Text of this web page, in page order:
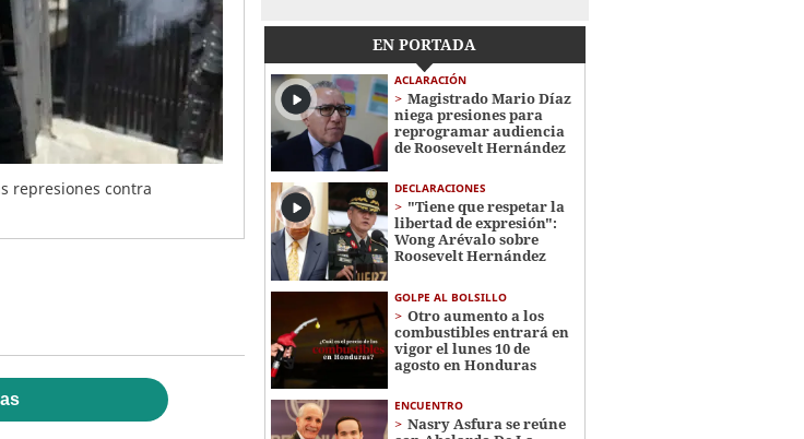
represiones contra
EN PORTADA
ACLARACIÓN
Magistrado Mario Díaz
niega presiones para
reprogramar audiencia
de Roosevelt Hernández
DECLARACIONES
"Tiene que respetar la
libertad de expresión":
Wong Arévalo sobre
Roosevelt Hernández
GOLPE AL BOLSILLO
Otro aumento a los
combustibles entrará en
vigor el lunes 10 de
agosto en Honduras
ENCUENTRO
Nasry Asfura se reúne